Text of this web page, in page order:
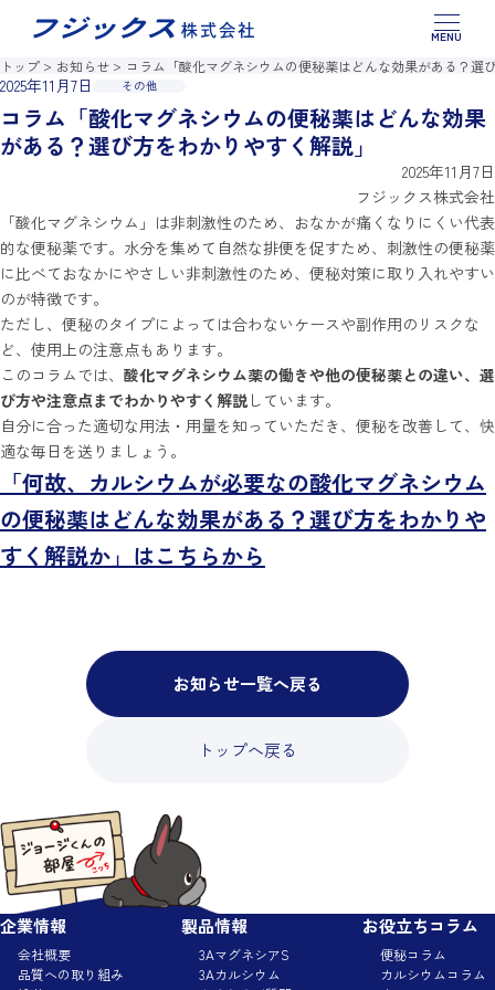
このページの本文へ移動
製品情報
お役立ちコラム
お問い合わせ
トップ お知らせ コラム「酸化マグネシウムの便秘薬はどんな効果がある？選
2025年11月7日 その他
コラム「酸化マグネシウムの便秘薬はどんな効果
がある？選び方をわかりやすく解説」
2025年11月7日
フジックス株式会社
「酸化マグネシウム」は非刺激性のため、おなかが痛くなりにくい代表
的な便秘薬です。水分を集めて自然な排便を促すため、刺激性の便秘薬
に比べておなかにやさしい非刺激性のため、便秘対策に取り入れやすい
のが特徴です。
ただし、便秘のタイプによっては合わないケースや副作用のリスクな
ど、使用上の注意点もあります。
このコラムでは、 酸化マグネシウム薬の働きや他の便秘薬との違い、選
び方や注意点までわかりやすく解説 しています。
自分に合った適切な用法・用量を知っていただき、便秘を改善して、快
適な毎日を送りましょう。
「何故、カルシウムが必要なの酸化マグネシウム
の便秘薬はどんな効果がある？選び方をわかりや
すく解説か」はこちらから
お知らせ一覧へ戻る
トップへ戻る
企業情報
会社概要
品質への取り組み
製品情報
3AマグネシアS
3Aカルシウム
お役立ちコラム
便秘コラム
カルシウムコラム